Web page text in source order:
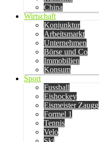
China
Wirtschaft
Konjunktur
Arbeitsmarkt
Unternehmen
Börse und Co
Immobilien
Konsum
Sport
Fussball
Eishockey
Eismeister Zaugg
Formel 1
Tennis
Velo